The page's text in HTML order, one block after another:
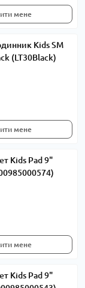
мене
Kids SM
(LT30Black)
мене
Kids Pad 9"
мене
Kids Pad 9"